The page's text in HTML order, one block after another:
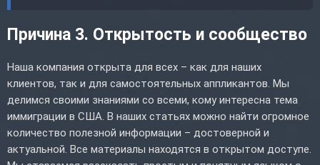
Причина 3. Открытость и сообщество
Наша компания открыта для всех – как для наших
клиентов, так и для самостоятельных аппликантов. Мы
делимся своими знаниями со всеми, кому интересна тема
иммиграции в США. В наших статьях можно найти огромное
количество полезной информации – достоверной и
актуальной. Все материалы находятся в открытом доступе.